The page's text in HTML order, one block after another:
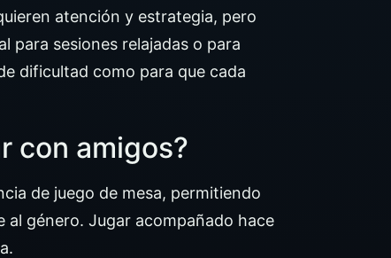
atención y estrategia, pero
para sesiones relajadas o para
dificultad como para que cada
con amigos?
de juego de mesa, permitiendo
género. Jugar acompañado hace